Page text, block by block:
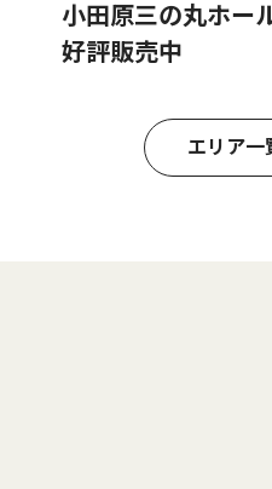
小田原三の丸ホー
好評販売中
エリア一